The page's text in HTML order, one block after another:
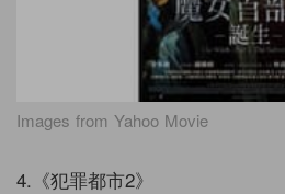
Images from Yahoo Movie
4.《犯罪都市2》